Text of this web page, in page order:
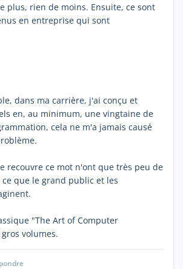
plus, rien de moins. Ensuite, ce sont
en entreprise qui sont
dans ma carrière, j'ai conçu et
en, au minimum, une vingtaine de
cela ne m'a jamais causé
recouvre ce mot n'ont que très peu de
ce que le grand public et les
"The Art of Computer
volumes.